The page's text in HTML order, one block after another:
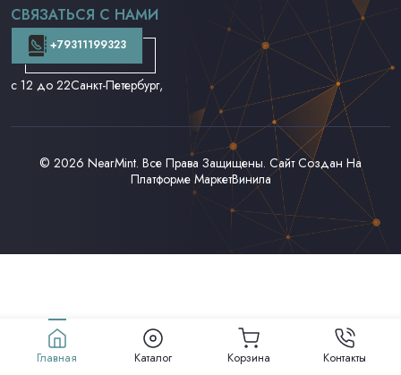
Доставка и Оплата
Контакты
СВЯЗАТЬСЯ С НАМИ
+79311199323
с 12 до 22Санкт-Петербург,
© 2026 NearMint. Все Права Защищены. Сайт Создан На
Платформе МаркетВинила
Главная Каталог Корзина Контакты